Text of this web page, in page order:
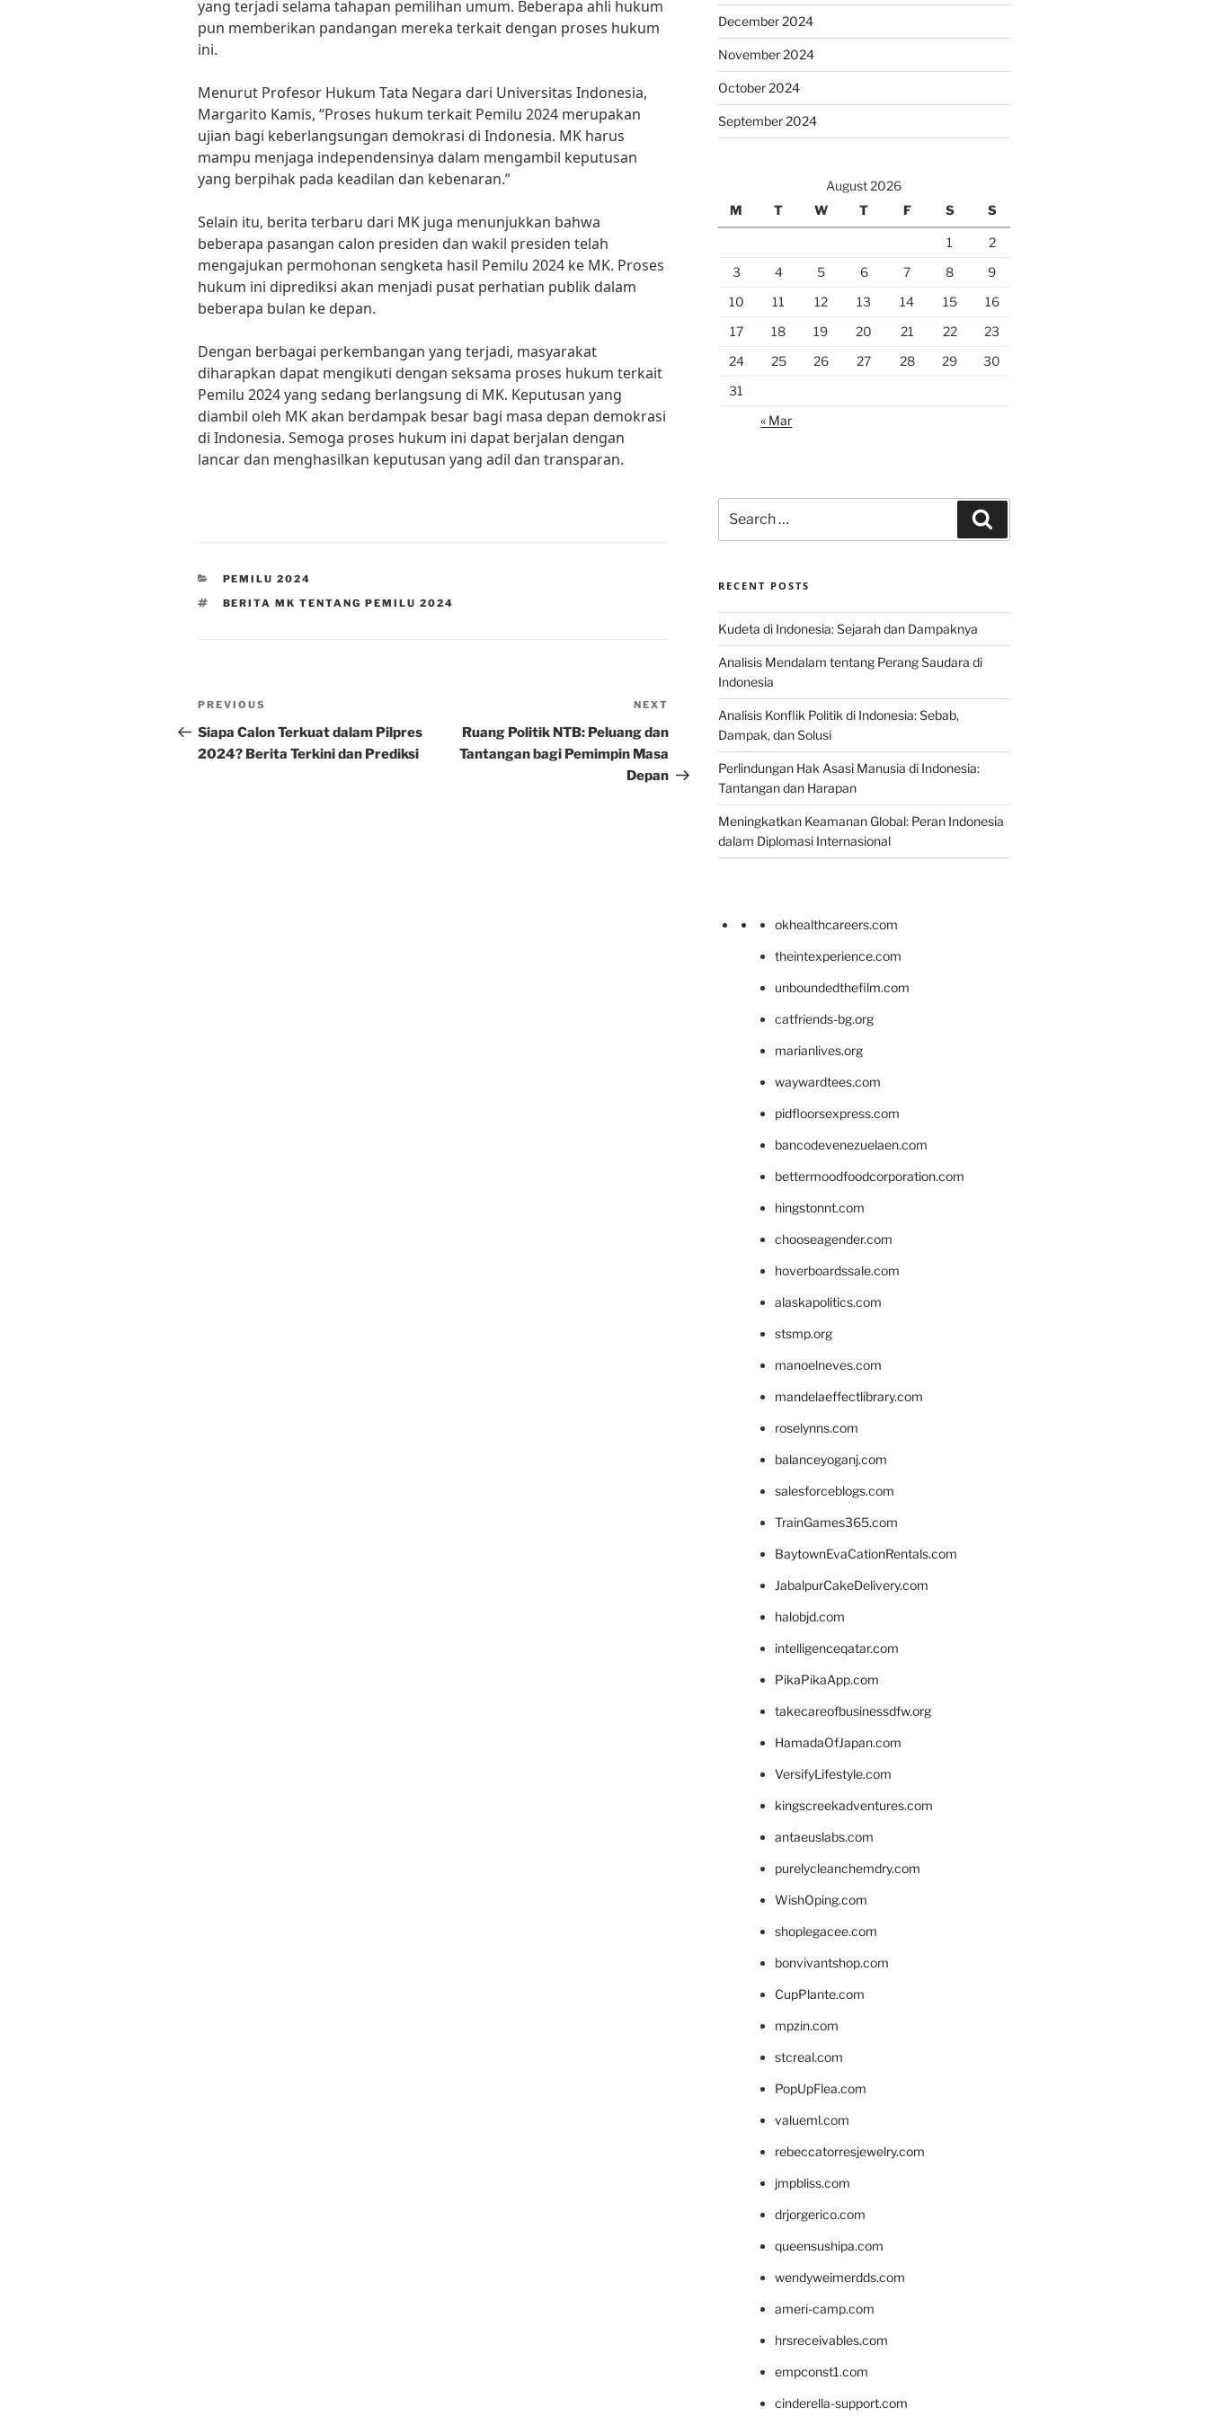
yang terjadi selama tahapan pemilihan umum. Beberapa ahli hukum
pun memberikan pandangan mereka terkait dengan proses hukum
ini.
Menurut Profesor Hukum Tata Negara dari Universitas Indonesia,
Margarito Kamis, “Proses hukum terkait Pemilu 2024 merupakan
ujian bagi keberlangsungan demokrasi di Indonesia. MK harus
mampu menjaga independensinya dalam mengambil keputusan
yang berpihak pada keadilan dan kebenaran.”
Selain itu, berita terbaru dari MK juga menunjukkan bahwa
beberapa pasangan calon presiden dan wakil presiden telah
mengajukan permohonan sengketa hasil Pemilu 2024 ke MK. Proses
hukum ini diprediksi akan menjadi pusat perhatian publik dalam
beberapa bulan ke depan.
Dengan berbagai perkembangan yang terjadi, masyarakat
diharapkan dapat mengikuti dengan seksama proses hukum terkait
Pemilu 2024 yang sedang berlangsung di MK. Keputusan yang
diambil oleh MK akan berdampak besar bagi masa depan demokrasi
di Indonesia. Semoga proses hukum ini dapat berjalan dengan
lancar dan menghasilkan keputusan yang adil dan transparan.
CATEGORIES
PEMILU 2024
TAGS
BERITA MK TENTANG PEMILU 2024
Post
navigation
Previous
Post
PREVIOUS
Siapa Calon Terkuat dalam Pilpres
2024? Berita Terkini dan Prediksi
Post
NEXT
Ruang Politik NTB: Peluang dan
Tantangan bagi Pemimpin Masa
Depan
December 2024
November 2024
October 2024
September 2024
August 2026
M
T W T F S S
1
2
3
4 5 6 7 8
9
10
11 12 13 14 15
16
17
18 19 20 21 22
23
24
25 26 27 28 29
30
31
« Mar
for:
RECENT POSTS
Kudeta di Indonesia: Sejarah dan Dampaknya
Analisis Mendalam tentang Perang Saudara di
Indonesia
Analisis Konflik Politik di Indonesia: Sebab,
Dampak, dan Solusi
Perlindungan Hak Asasi Manusia di Indonesia:
Tantangan dan Harapan
Meningkatkan Keamanan Global: Peran Indonesia
dalam Diplomasi Internasional
okhealthcareers.com
theintexperience.com
unboundedthefilm.com
catfriends-bg.org
marianlives.org
waywardtees.com
pidfloorsexpress.com
bancodevenezuelaen.com
bettermoodfoodcorporation.com
hingstonnt.com
chooseagender.com
hoverboardssale.com
alaskapolitics.com
stsmp.org
manoelneves.com
mandelaeffectlibrary.com
roselynns.com
balanceyoganj.com
salesforceblogs.com
TrainGames365.com
BaytownEvaCationRentals.com
JabalpurCakeDelivery.com
halobjd.com
intelligenceqatar.com
PikaPikaApp.com
takecareofbusinessdfw.org
HamadaOfJapan.com
VersifyLifestyle.com
kingscreekadventures.com
antaeuslabs.com
purelycleanchemdry.com
WishOping.com
shoplegacee.com
bonvivantshop.com
CupPlante.com
mpzin.com
stcreal.com
PopUpFlea.com
valueml.com
rebeccatorresjewelry.com
jmpbliss.com
drjorgerico.com
queensushipa.com
wendyweimerdds.com
ameri-camp.com
hrsreceivables.com
empconst1.com
cinderella-support.com